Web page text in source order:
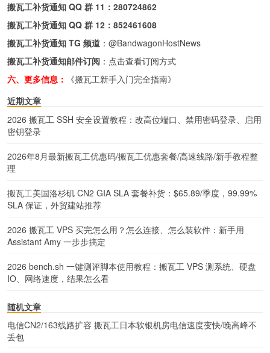
搬瓦工补货通知 QQ 群 11： 280724862
搬瓦工补货通知 QQ 群 12： 852461608
搬瓦工补货通知 TG 频道 ： @BandwagonHostNews
搬瓦工补货通知邮件订阅 ： 点击查看订阅方式
六、更多信息：
《搬瓦工新手入门完全指南》
近期文章
2026 搬瓦工 SSH 安全设置教程：改高位端口、禁用密码登录、启用
密钥登录
2026年8月最新搬瓦工优惠码/搬瓦工优惠套餐/高速线路/新手教程整
理
搬瓦工美国洛杉矶 CN2 GIA SLA 套餐补货：$65.89/季度，99.99%
SLA 保证，外贸建站推荐
2026 搬瓦工 VPS 买完怎么用？怎么连接、怎么装软件：新手用
Assistant Amy 一步步搞定
2026 bench.sh 一键测评脚本使用教程：搬瓦工 VPS 测系统、硬盘
IO、网络速度，结果怎么看
随机文章
电信CN2/163线路扩容 搬瓦工日本软银机房电信速度变快/晚高峰不
丢包